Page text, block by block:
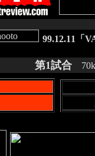
99.12.11「
第1試合